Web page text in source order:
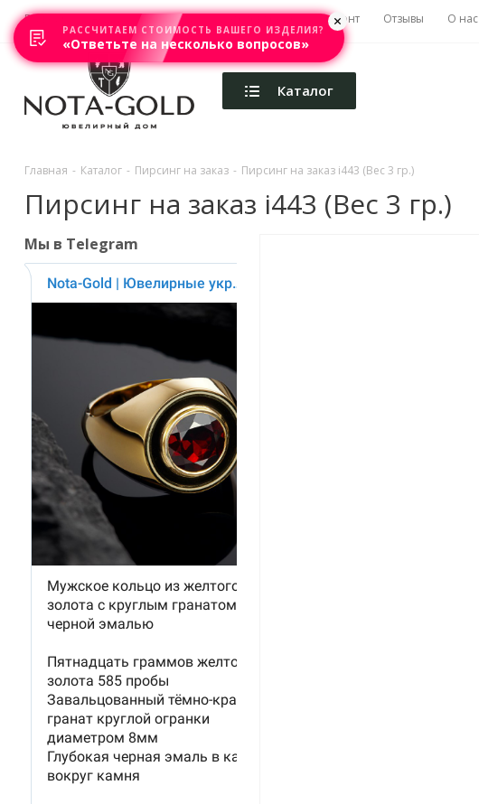
Главная Акции Каталоги Изготовление Ремонт Отзывы О нас
Каталог
Главная - Каталог - Пирсинг на заказ - Пирсинг на заказ i443 (Вес 3 гр.)
Пирсинг на заказ i443 (Вес 3 гр.)
Мы в Telegram
РАССЧИТАЕМ СТОИМОСТЬ ВАШЕГО ИЗДЕЛИЯ?
«Ответьте на несколько вопросов»